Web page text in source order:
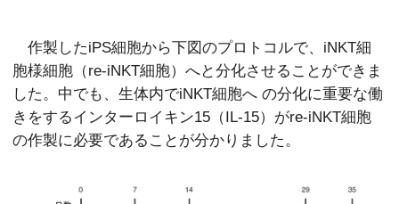
作製したiPS細胞から下図のプロトコルで、iNKT細
胞様細胞（re-iNKT細胞）へと分化させることができま
した。中でも、生体内でiNKT細胞へ の分化に重要な働
きをするインターロイキン15（IL-15）がre-iNKT細胞
の作製に必要であることが分かりました。